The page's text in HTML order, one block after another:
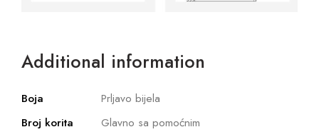
Additional information
Boja
Prljavo bijela
Broj korita
Glavno sa pomoćnim